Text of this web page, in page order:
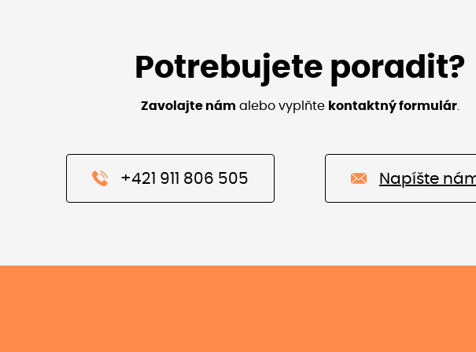
Potrebujete poradit?
Zavolajte nám alebo vyplňte kontaktný formulár.
+421 911 806 505 Napíšte